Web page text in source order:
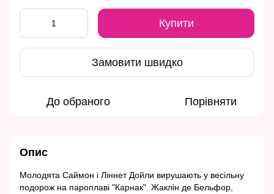
Купити
Замовити швидко
До обраного Порівняти
Опис
Молодята Саймон і Ліннет Дойли вирушають у весільну
подорож на пароплаві "Карнак". Жаклін де Бельфор,